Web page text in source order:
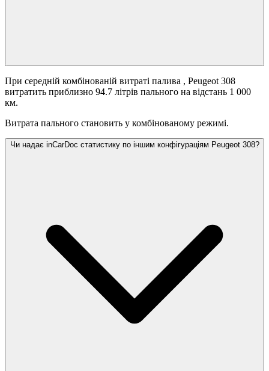
При середній комбінованій витраті палива , Peugeot 308
витратить приблизно 94.7 літрів пального на відстань 1 000
км.
Витрата пального становить у комбінованому режимі.
Чи надає inCarDoc статистику по іншим конфігураціям Peugeot 308?